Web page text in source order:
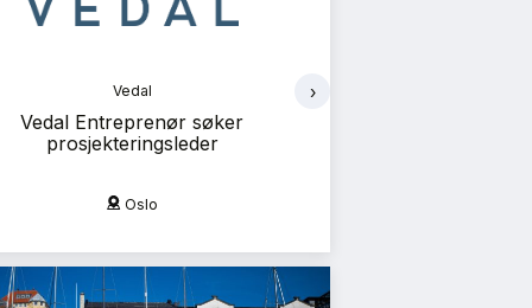
Vedal
Vedal Entreprenør søker
prosjekteringsleder
Oslo
›